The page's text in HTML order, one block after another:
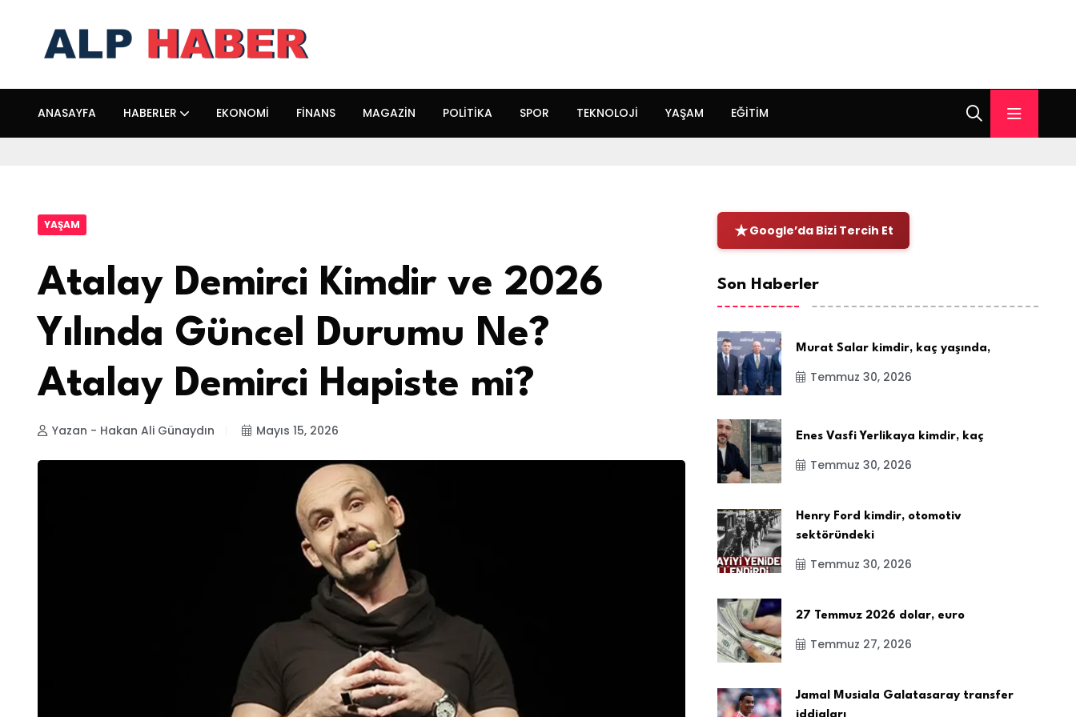
ANASAYFA HABERLER EKONOMI FINANS MAGAZIN POLITIKA SPOR TEKNOLOJI YAŞAM EĞITIM
YAŞAM
Atalay Demirci Kimdir ve 2026
Yılında Güncel Durumu Ne?
Atalay Demirci Hapiste mi?
Yazan - Hakan Ali Günaydın Mayıs 15, 2026
Google’da Bizi Tercih Et
Son Haberler
Murat Salar kimdir, kaç yaşında,
Temmuz 30, 2026
Enes Vasfi Yerlikaya kimdir, kaç
Temmuz 30, 2026
Henry Ford kimdir, otomotiv
sektöründeki
Temmuz 30, 2026
27 Temmuz 2026 dolar, euro
Temmuz 27, 2026
Jamal Musiala Galatasaray transfer